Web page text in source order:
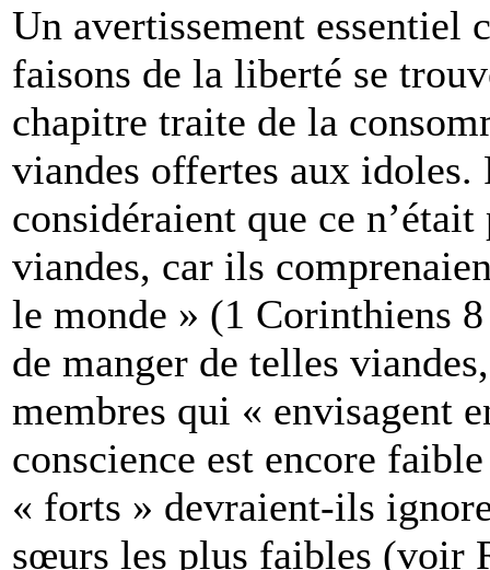
Un avertissement essentiel
faisons de la liberté se
chapitre traite de la
viandes offertes aux idoles.
considéraient que ce
viandes, car ils
le monde » (1 Corinthiens
de manger de telles
membres qui « envisagent
conscience est encore
« forts » devraient-ils
sœurs les plus faibles (voir